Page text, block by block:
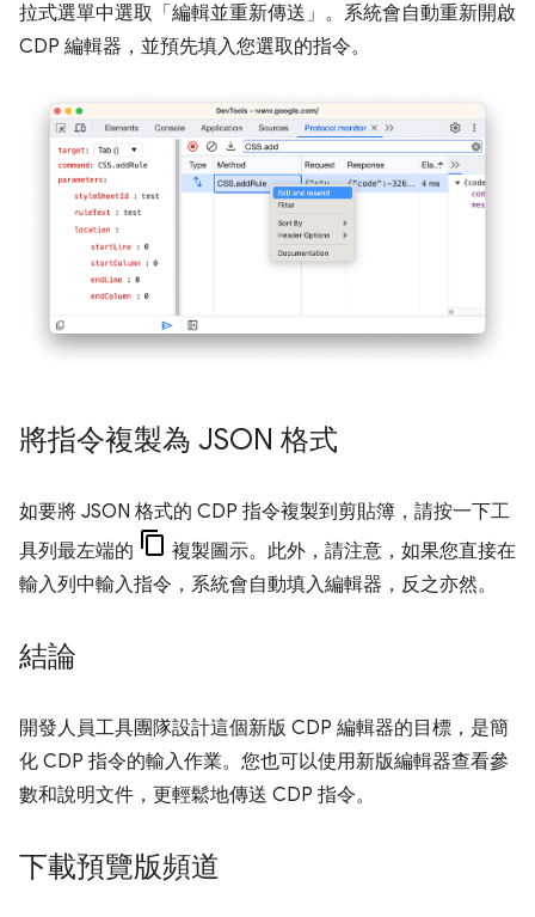
拉式選單中選取「編輯並重新傳送」 。系統會自動重新開啟
CDP 編輯器，並預先填入您選取的指令。
將指令複製為 JSON 格式
如要將 JSON 格式的 CDP 指令複製到剪貼簿，請按一下工
具列最左端的
複製圖示。此外，請注意，如果您直接在
輸入列中輸入指令，系統會自動填入編輯器，反之亦然。
結論
開發人員工具團隊設計這個新版 CDP 編輯器的目標，是簡
化 CDP 指令的輸入作業。您也可以使用新版編輯器查看參
數和說明文件，更輕鬆地傳送 CDP 指令。
下載預覽版頻道